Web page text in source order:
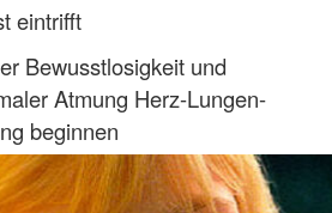
eintrifft
Bewusstlosigkeit und
Atmung Herz-Lungen-
beginnen